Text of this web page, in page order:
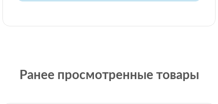
Ранее просмотренные товары